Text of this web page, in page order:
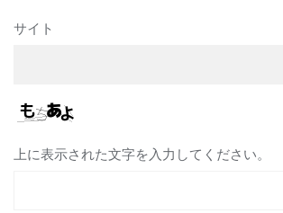
サイト
上に表示された文字を入力してください。